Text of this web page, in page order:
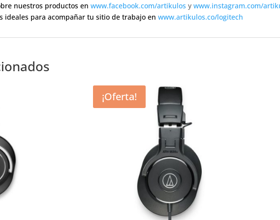
nuestros productos en www.facebook.com/artikulos ywww.instagram.com/
ideales para acompañar tu sitio de trabajo enwww.artikulos.co/logitech
¡Oferta!